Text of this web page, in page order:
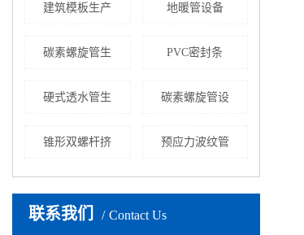
建筑模板生产 地暖管设备
碳素螺旋管生 PVC密封条
硬式透水管生 碳素螺旋管设
锥形双螺杆挤 预应力波纹管
联系我们 Contact Us